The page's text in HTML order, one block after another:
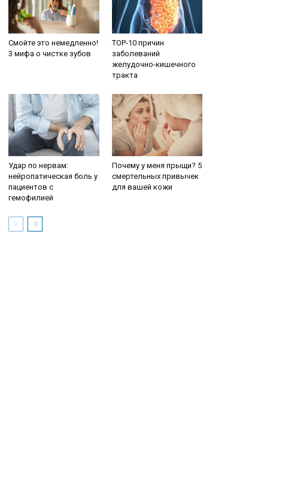
Смойте это немедленно!
3 мифа о чистке зубов
TOP-10 причин
заболеваний
желудочно-кишечного
тракта
Удар по нервам:
нейропатическая боль у
пациентов с
гемофилией
Почему у меня прыщи? 5
смертельных привычек
для вашей кожи